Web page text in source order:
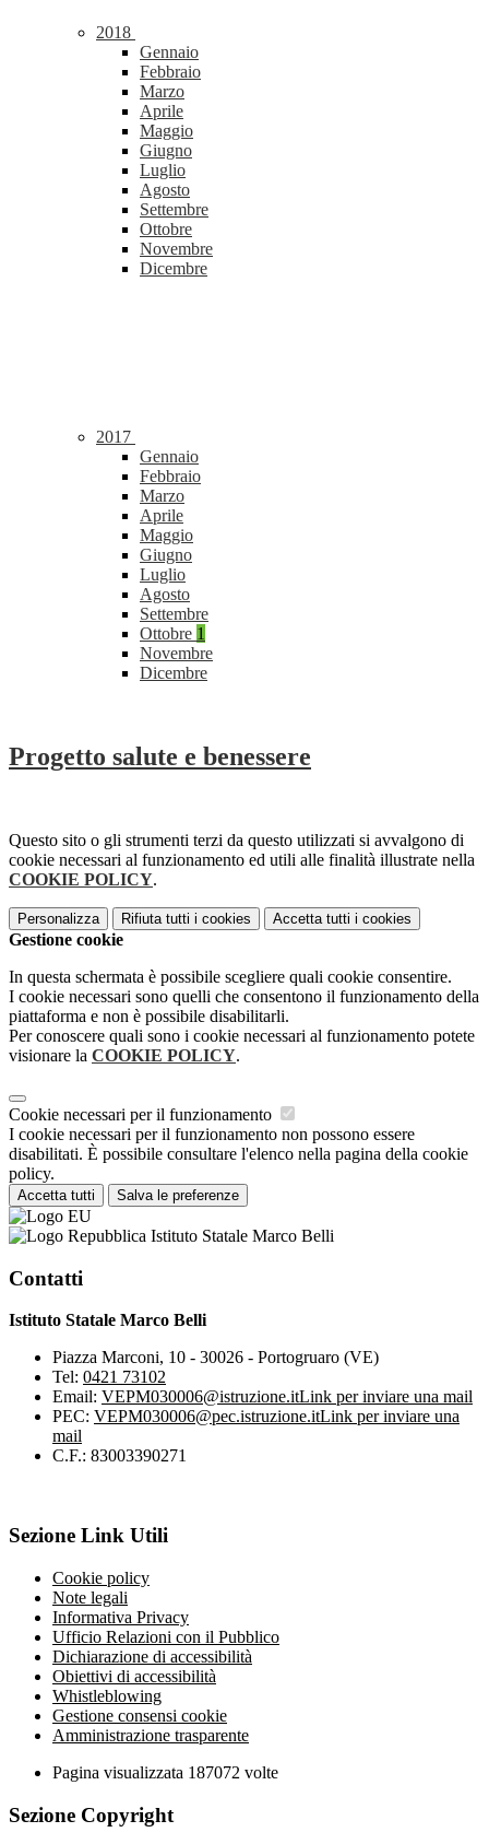
2018
Gennaio
Febbraio
Marzo
Aprile
Maggio
Giugno
Luglio
Agosto
Settembre
Ottobre
Novembre
Dicembre
2017
Gennaio
Febbraio
Marzo
Aprile
Maggio
Giugno
Luglio
Agosto
Settembre
Ottobre 1
Novembre
Dicembre
Progetto salute e benessere
Questo sito o gli strumenti terzi da questo utilizzati si avvalgono di
cookie necessari al funzionamento ed utili alle finalità illustrate nella
COOKIE POLICY.
Personalizza Rifiuta tutti i cookies Accetta tutti i cookies
Gestione cookie
In questa schermata è possibile scegliere quali cookie consentire.
I cookie necessari sono quelli che consentono il funzionamento della
piattaforma e non è possibile disabilitarli.
Per conoscere quali sono i cookie necessari al funzionamento potete
visionare la COOKIE POLICY.
Cookie necessari per il funzionamento
I cookie necessari per il funzionamento non possono essere
disabilitati. È possibile consultare l'elenco nella pagina della cookie
policy.
Accetta tutti Salva le preferenze
Istituto Statale Marco Belli
Contatti
Istituto Statale Marco Belli
Piazza Marconi, 10 - 30026 - Portogruaro (VE)
Tel: 0421 73102
Email: VEPM030006@istruzione.itLink per inviare una mail
PEC: VEPM030006@pec.istruzione.itLink per inviare una
mail
C.F.: 83003390271
Sezione Link Utili
Cookie policy
Note legali
Informativa Privacy
Ufficio Relazioni con il Pubblico
Dichiarazione di accessibilità
Obiettivi di accessibilità
Whistleblowing
Gestione consensi cookie
Amministrazione trasparente
Pagina visualizzata 187072 volte
Sezione Copyright